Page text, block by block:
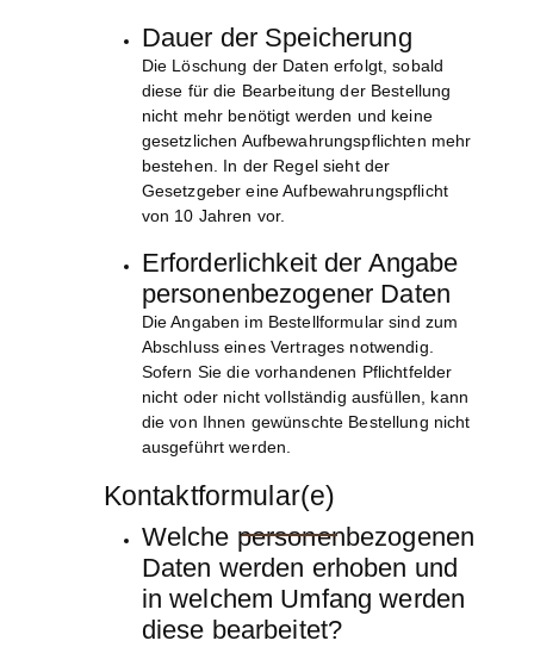
Dauer der Speicherung
Die Löschung der Daten erfolgt, sobald
diese für die Bearbeitung der Bestellung
nicht mehr benötigt werden und keine
gesetzlichen Aufbewahrungspflichten mehr
bestehen. In der Regel sieht der
Gesetzgeber eine Aufbewahrungspflicht
von 10 Jahren vor.
Erforderlichkeit der Angabe
personenbezogener Daten
Die Angaben im Bestellformular sind zum
Abschluss eines Vertrages notwendig.
Sofern Sie die vorhandenen Pflichtfelder
nicht oder nicht vollständig ausfüllen, kann
die von Ihnen gewünschte Bestellung nicht
ausgeführt werden.
Kontaktformular(e)
Welche personenbezogenen
Daten werden erhoben und
in welchem Umfang werden
diese bearbeitet?